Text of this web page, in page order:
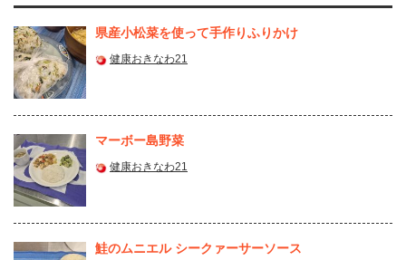
県産⼩松菜を使って⼿作りふりかけ
健康おきなわ21
マーボー島野菜
健康おきなわ21
鮭のムニエル シークァーサーソース